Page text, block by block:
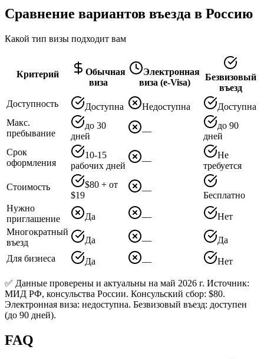
Сравнение вариантов въезда в Россию
Какой тип визы подходит вам
Критерий
Обычная
виза
Электронная
виза (e-Visa)
Безвизовый
въезд
Доступность
Доступна Недоступна
Доступна
Макс.
пребывание
до 30
дней
—
до 90
дней
Срок
оформления
10-15
рабочих дней
—
Не
требуется
Стоимость
$80 + от
$19
—
Бесплатно
Нужно
приглашение
Да —
Нет
Многократный
въезд
Да —
Да
Для бизнеса
Да — Нет
✅ Данные проверены и актуальны на май 2026 г. Источник:
МИД РФ, консульства России. Консульский сбор: $80.
Электронная виза: недоступна. Безвизовый въезд: доступен
(до 90 дней).
FAQ